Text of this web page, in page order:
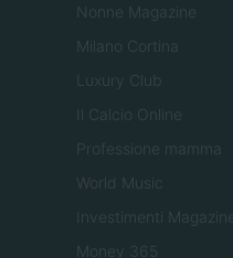
Nonne Magazine
Milano Cortina
Luxury Club
Il Calcio Online
Professione mamma
World Music
Investimenti Magazine
Money 365